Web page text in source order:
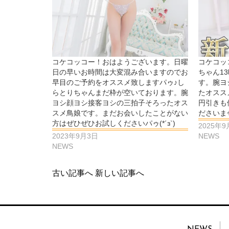
コケコッコー！おはようございます。日曜
日の早いお時間は大変混み合いますのでお
早目のご予約をオススメ致しますパゥ♪し
らとりちゃんまだ枠が空いております。腕
ヨシ顔ヨシ接客ヨシの三拍子そろったオス
スメ鳥娘です。まだお会いしたことがない
方はぜひぜひお試しくださいパゥ(*´з`)
2023年9月3日
NEWS
コケコ
ちゃん
す。腕ヨ
たオス
円引き
ださいま
2025年9
NEWS
古い記事へ 新しい記事へ